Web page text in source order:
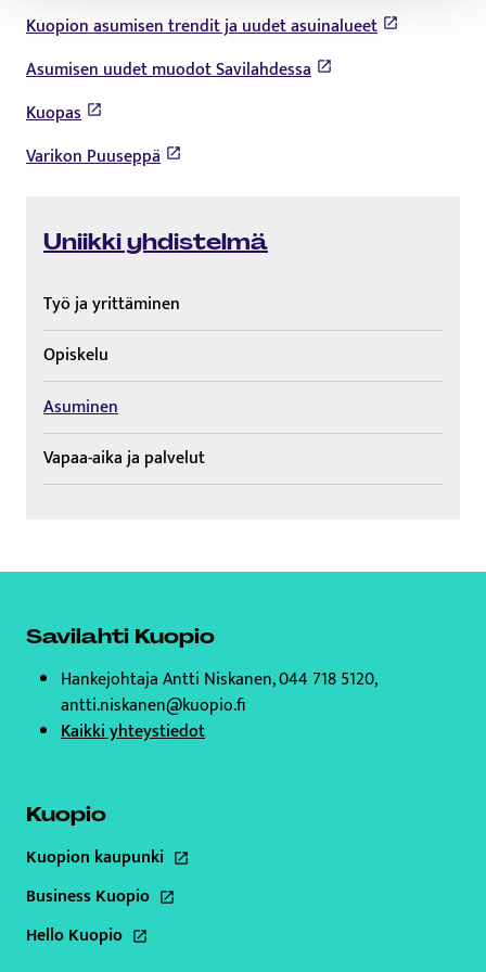
Uniikki yhdistelmä
Työ ja yrittäminen
Opiskelu
Asuminen
Vapaa-aika ja palvelut
Kuopion asumisen trendit ja uudet asuinalueet
Asumisen uudet muodot Savilahdessa
Kuopas
Varikon Puuseppä
Savilahti Kuopio
Hankejohtaja Antti Niskanen, 044 718 5120,
antti.niskanen@kuopio.fi
Kaikki yhteystiedot
Kuopio
Kuopion kaupunki
Tämä linkki aukeaa uuteen välilehteen
Business Kuopio
Tämä linkki aukeaa uuteen välilehteen
Hello Kuopio
Tämä linkki aukeaa uuteen välilehteen